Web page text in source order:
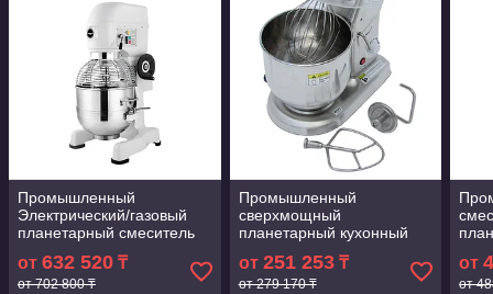
Промышленный
Электрический/газовый
планетарный смеситель
для пищевых продуктов,
30 л
от 632 520 ₸
от 702 800 ₸
Промышленный
сверхмощный
планетарный кухонный
промышленный пищевой
миксер на 10 л
от 251 253₸
от 279 170 ₸
от
от